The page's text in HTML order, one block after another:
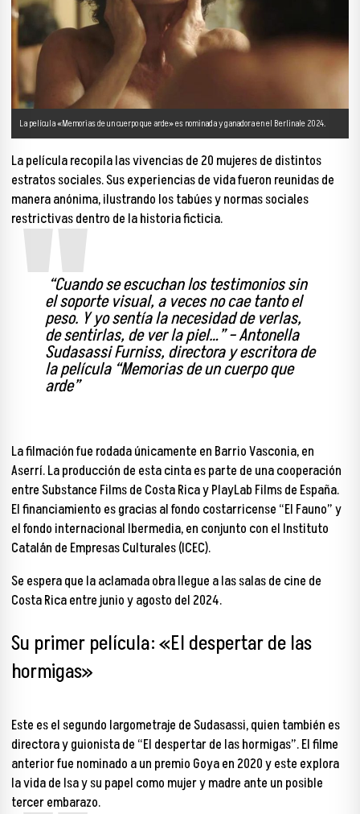
La película «Memorias de un cuerpo que arde» es nominada y ganadora en el Berlinale 2024.
La películarecopila las vivencias de 20 mujeres de distintos
estratos sociales.Sus experiencias de vida fueron reunidas de
manera anónima, ilustrando los tabúes y normas sociales
restrictivas dentro de la historia ficticia.
“Cuando se escuchan los testimonios sin
el soporte visual, a veces no cae tanto el
peso. Y yo sentía la necesidad de verlas,
de sentirlas, de ver la piel…” – Antonella
Sudasassi Furniss, directora y escritora de
la película “Memorias de un cuerpo que
arde”
La filmación fue rodada únicamente en Barrio Vasconia, en
Aserrí. La producción de esta cinta es parte de una cooperación
entre Substance Films de Costa Rica y PlayLab Films de España.
El financiamiento es gracias al fondo costarricense “El Fauno” y
el fondo internacional Ibermedia, en conjunto con el Instituto
Catalán de Empresas Culturales (ICEC).
Se espera que la aclamada obra llegue a las salas de cine de
Costa Rica entre junio y agosto del 2024.
Su primer película: «El despertar de las
hormigas»
Este es el segundo largometraje de Sudasassi, quien también es
directora y guionista de “El despertar de las hormigas”. El filme
anterior fue nominado a un premio Goya en 2020 y este explora
la vida de Isa y su papel como mujer y madre ante un posible
tercer embarazo.